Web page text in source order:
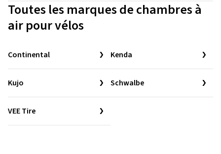
Toutes les marques de chambres à
air pour vélos
Continental Kenda
Kujo Schwalbe
VEE Tire